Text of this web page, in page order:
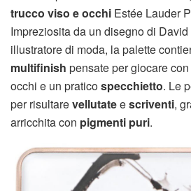
trucco viso e occhi Estée Lauder
Impreziosita da un disegno di
illustratore di moda, la palette
multifinish pensate per giocare con
occhi e un praticospecchietto. Le
per risultarevellutateescriventi,
arricchita con pigmenti puri.